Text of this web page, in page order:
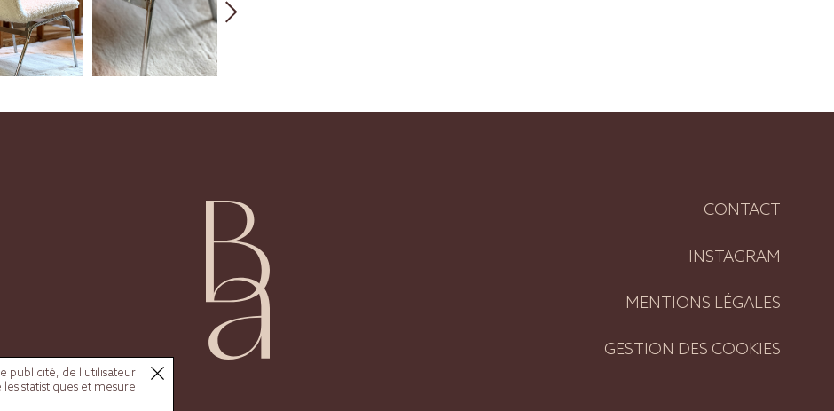
CONTACT
INSTAGRAM
MENTIONS LÉGALES
GESTION DES COOKIES
publicité, de l'utilisateur
statistiques et mesure